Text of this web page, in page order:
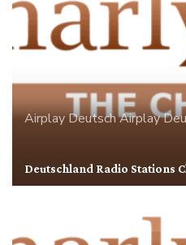
AirplayDeutsch Airplay
Deutschland Radio Stations